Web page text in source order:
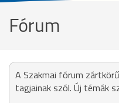
Fórum
A Szakmai fórum
tagjainak szól. Új témák